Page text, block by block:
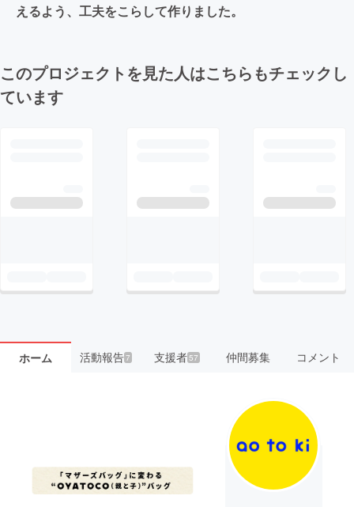
えるよう、工夫をこらして作りました。
このプロジェクトを見た人はこちらもチェックし
ています
ホーム 活動報告7 支援者57 仲間募集 コメント